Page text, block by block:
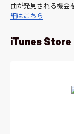
曲が発見される機会
細はこちら
iTunes Store